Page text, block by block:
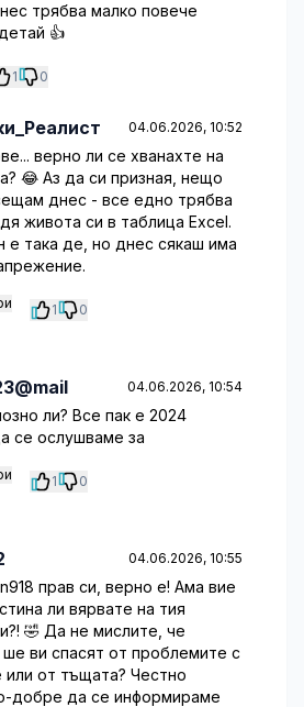
трябва малко повече
👍
1 0
04.06.2026, 10:52
верно ли се хванахте на
😂 Аз да си призная, нещо
днес - все едно трябва
живота си в таблица Excel.
е така де, но днес сякаш има
1 0
04.06.2026, 10:54
ли? Все пак е 2024
се ослушваме за
1 0
04.06.2026, 10:55
прав си, верно е! Ама вие
ли вярвате на тия
🤣 Да не мислите, че
ше ви спасят от проблемите с
или от тъщата? Честно
добре да се информираме